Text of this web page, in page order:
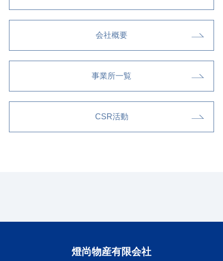
会社概要
事業所一覧
CSR活動
燈尚物産有限会社